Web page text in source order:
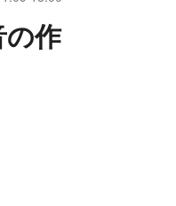
作